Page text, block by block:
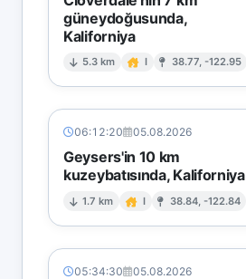
güneydoğusunda,
Kaliforniya
5.3 km I 38.77, -122.95
06:12:20 05.08.2026
Geysers'in 10 km
kuzeybatısında, Kaliforniya
1.7 km I 38.84, -122.84
05:34:30 05.08.2026